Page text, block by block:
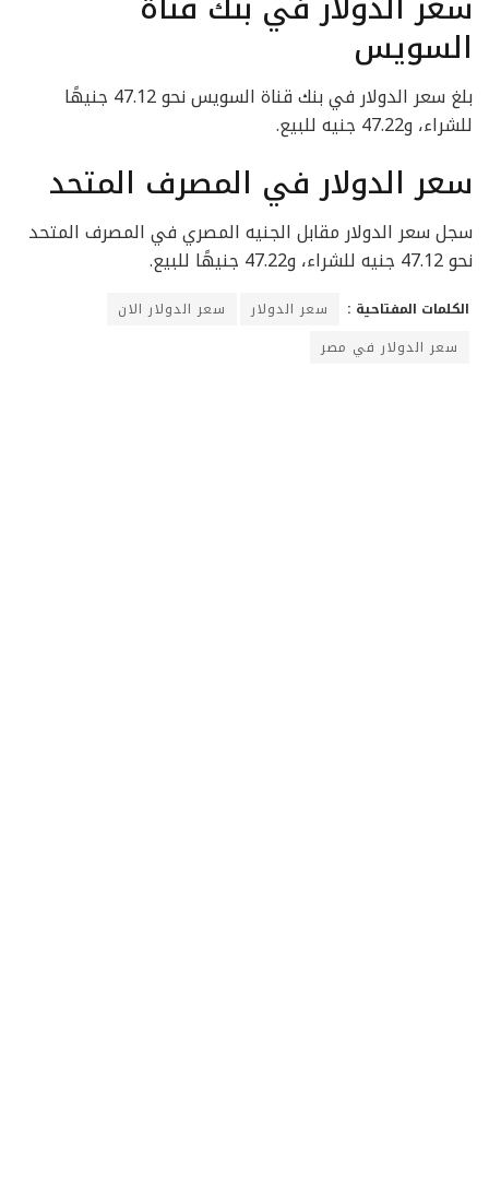
السويس
بلغ سعر الدولار في بنك قناة السويس نحو 47.12 جنيهًا
للشراء، و47.22 جنيه للبيع.
سعر الدولار في المصرف المتحد
سجل سعر الدولار مقابل الجنيه المصري في المصرف المتحد
نحو 47.12 جنيه للشراء، و47.22 جنيهًا للبيع.
الكلمات المفتاحية : سعر الدولار
سعر الدولار الان
سعر الدولار في مصر